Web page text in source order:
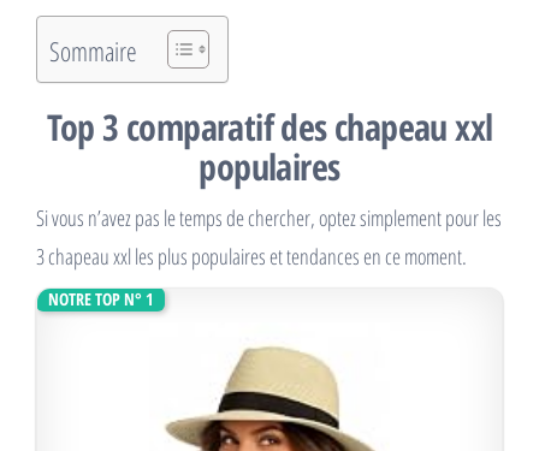
Sommaire
Top 3 comparatif des chapeau xxl
populaires
Si vous n’avez pas le temps de chercher, optez simplement pour les
3 chapeau xxl les plus populaires et tendances en ce moment.
NOTRE TOP N° 1